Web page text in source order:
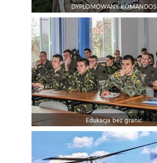
DYPLOMOWANY KOMANDOS
Edukacja bez granic